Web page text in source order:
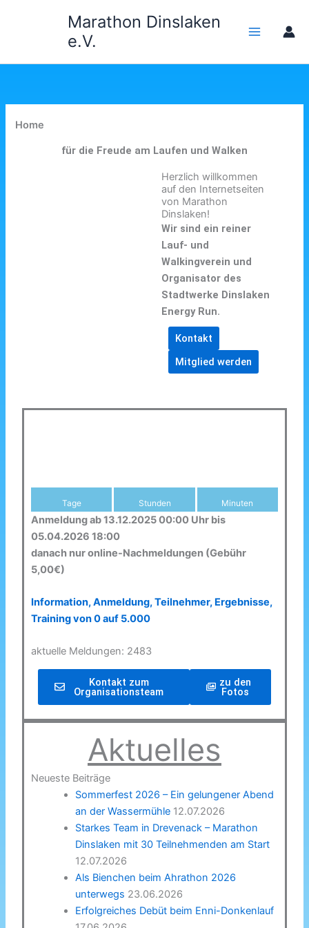
Marathon Dinslaken
e.V.
Home
für die Freude am Laufen und Walken
Herzlich willkommen
auf den Internetseiten
von Marathon
Dinslaken!
Wir sind ein reiner
Lauf- und
Walkingverein und
Organisator des
Stadtwerke Dinslaken
Energy Run.
Kontakt
Mitglied werden
Tage Stunden Minuten
Anmeldung ab 13.12.2025 00:00 Uhr bis
05.04.2026 18:00
danach nur online-Nachmeldungen (Gebühr
5,00€)
Information, Anmeldung, Teilnehmer, Ergebnisse,
Training von 0 auf 5.000
aktuelle Meldungen: 2483
Kontakt zum
Organisationsteam
zu den
Fotos
Aktuelles
Neueste Beiträge
Sommerfest 2026 – Ein gelungener Abend
an der Wassermühle 12.07.2026
Starkes Team in Drevenack – Marathon
Dinslaken mit 30 Teilnehmenden am Start
12.07.2026
Als Bienchen beim Ahrathon 2026
unterwegs 23.06.2026
Erfolgreiches Debüt beim Enni-Donkenlauf